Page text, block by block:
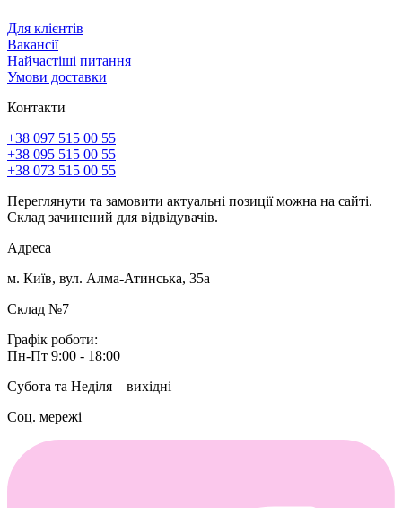
Для клієнтів
Вакансії
Найчастіші питання
Умови доставки
Контакти
+38 097 515 00 55
+38 095 515 00 55
+38 073 515 00 55
Переглянути та замовити актуальні позиції можна на сайті.
Склад зачинений для відвідувачів.
Адреса
м. Київ, вул. Алма-Атинська, 35а
Склад №7
Графік роботи:
Пн-Пт 9:00 - 18:00
Субота та Неділя – вихідні
Соц. мережі